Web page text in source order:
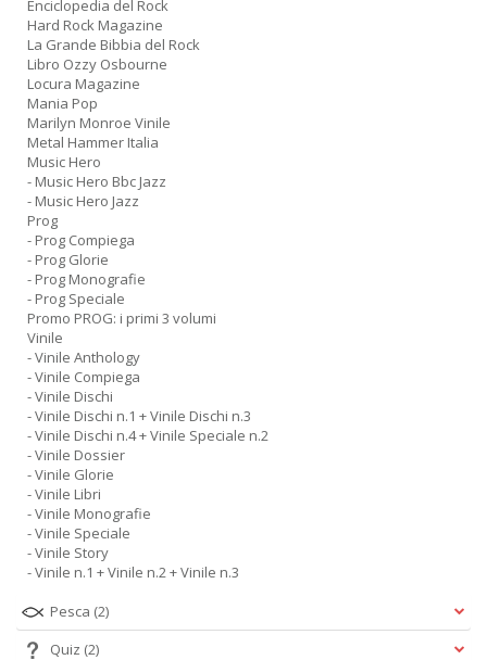
Enciclopedia del Rock
Hard Rock Magazine
La Grande Bibbia del Rock
Libro Ozzy Osbourne
Locura Magazine
Mania Pop
Marilyn Monroe Vinile
Metal Hammer Italia
Music Hero
- Music Hero Bbc Jazz
- Music Hero Jazz
Prog
- Prog Compiega
- Prog Glorie
- Prog Monografie
- Prog Speciale
Promo PROG: i primi 3 volumi
Vinile
- Vinile Anthology
- Vinile Compiega
- Vinile Dischi
- Vinile Dischi n.1 + Vinile Dischi n.3
- Vinile Dischi n.4 + Vinile Speciale n.2
- Vinile Dossier
- Vinile Glorie
- Vinile Libri
- Vinile Monografie
- Vinile Speciale
- Vinile Story
- Vinile n.1 + Vinile n.2 + Vinile n.3
Pesca (2)
Quiz (2)